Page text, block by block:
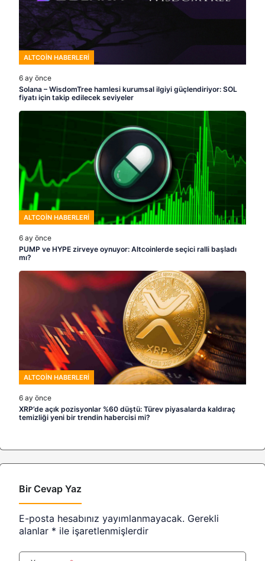
ALTCOIN HABERLERI
6 ay önce
Solana – WisdomTree hamlesi kurumsal ilgiyi güçlendiriyor: SOL
fiyatı için takip edilecek seviyeler
ALTCOIN HABERLERI
6 ay önce
PUMP ve HYPE zirveye oynuyor: Altcoinlerde seçici ralli başladı
mı?
ALTCOIN HABERLERI
6 ay önce
XRP’de açık pozisyonlar %60 düştü: Türev piyasalarda kaldıraç
temizliği yeni bir trendin habercisi mi?
Bir Cevap Yaz
E-posta hesabınız yayımlanmayacak. Gerekli
alanlar * ile işaretlenmişlerdir